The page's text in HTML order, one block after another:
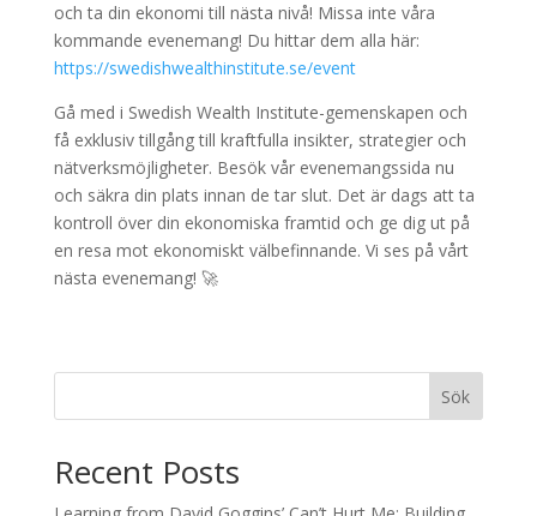
och ta din ekonomi till nästa nivå! Missa inte våra
kommande evenemang! Du hittar dem alla här:
https://swedishwealthinstitute.se/event
Gå med i Swedish Wealth Institute-gemenskapen och
få exklusiv tillgång till kraftfulla insikter, strategier och
nätverksmöjligheter. Besök vår evenemangssida nu
och säkra din plats innan de tar slut. Det är dags att ta
kontroll över din ekonomiska framtid och ge dig ut på
en resa mot ekonomiskt välbefinnande. Vi ses på vårt
nästa evenemang! 🚀
Sök
Recent Posts